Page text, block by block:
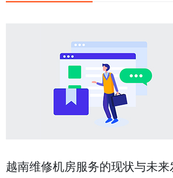
越南维修机房服务的现状与未来